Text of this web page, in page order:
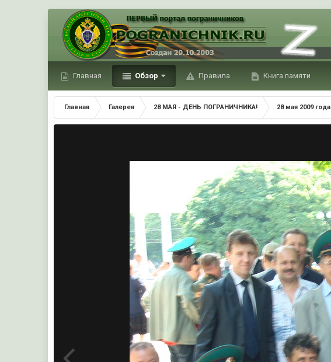
Главная Обзор Правила Книга памяти
Главная Галерея 28 МАЯ - ДЕНЬ ПОГРАНИЧНИКА! 28 мая 2009 года